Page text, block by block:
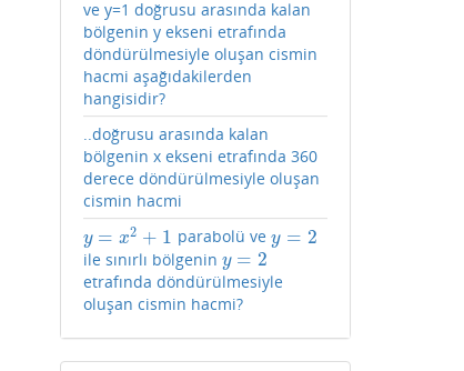
ve y=1 doğrusu arasında kalan
bölgenin y ekseni etrafında
döndürülmesiyle oluşan cismin
hacmi aşağıdakilerden
hangisidir?
..doğrusu arasında kalan
bölgenin x ekseni etrafında 360
derece döndürülmesiyle oluşan
cismin hacmi
y = x2 + 1
y=x2 +1 parabolü ve y = 2
y= 2
ile sınırlı bölgenin y = 2
y=2
etrafında döndürülmesiyle
oluşan cismin hacmi?